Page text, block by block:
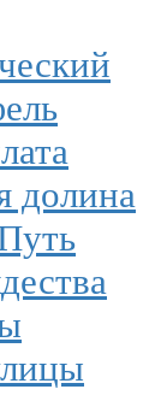
долина